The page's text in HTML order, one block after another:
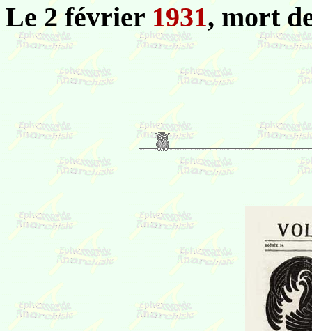
Le 2 février 1931, mort